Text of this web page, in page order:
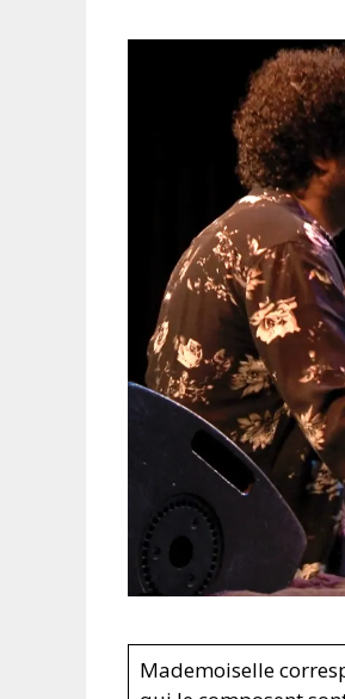
Mademoiselle